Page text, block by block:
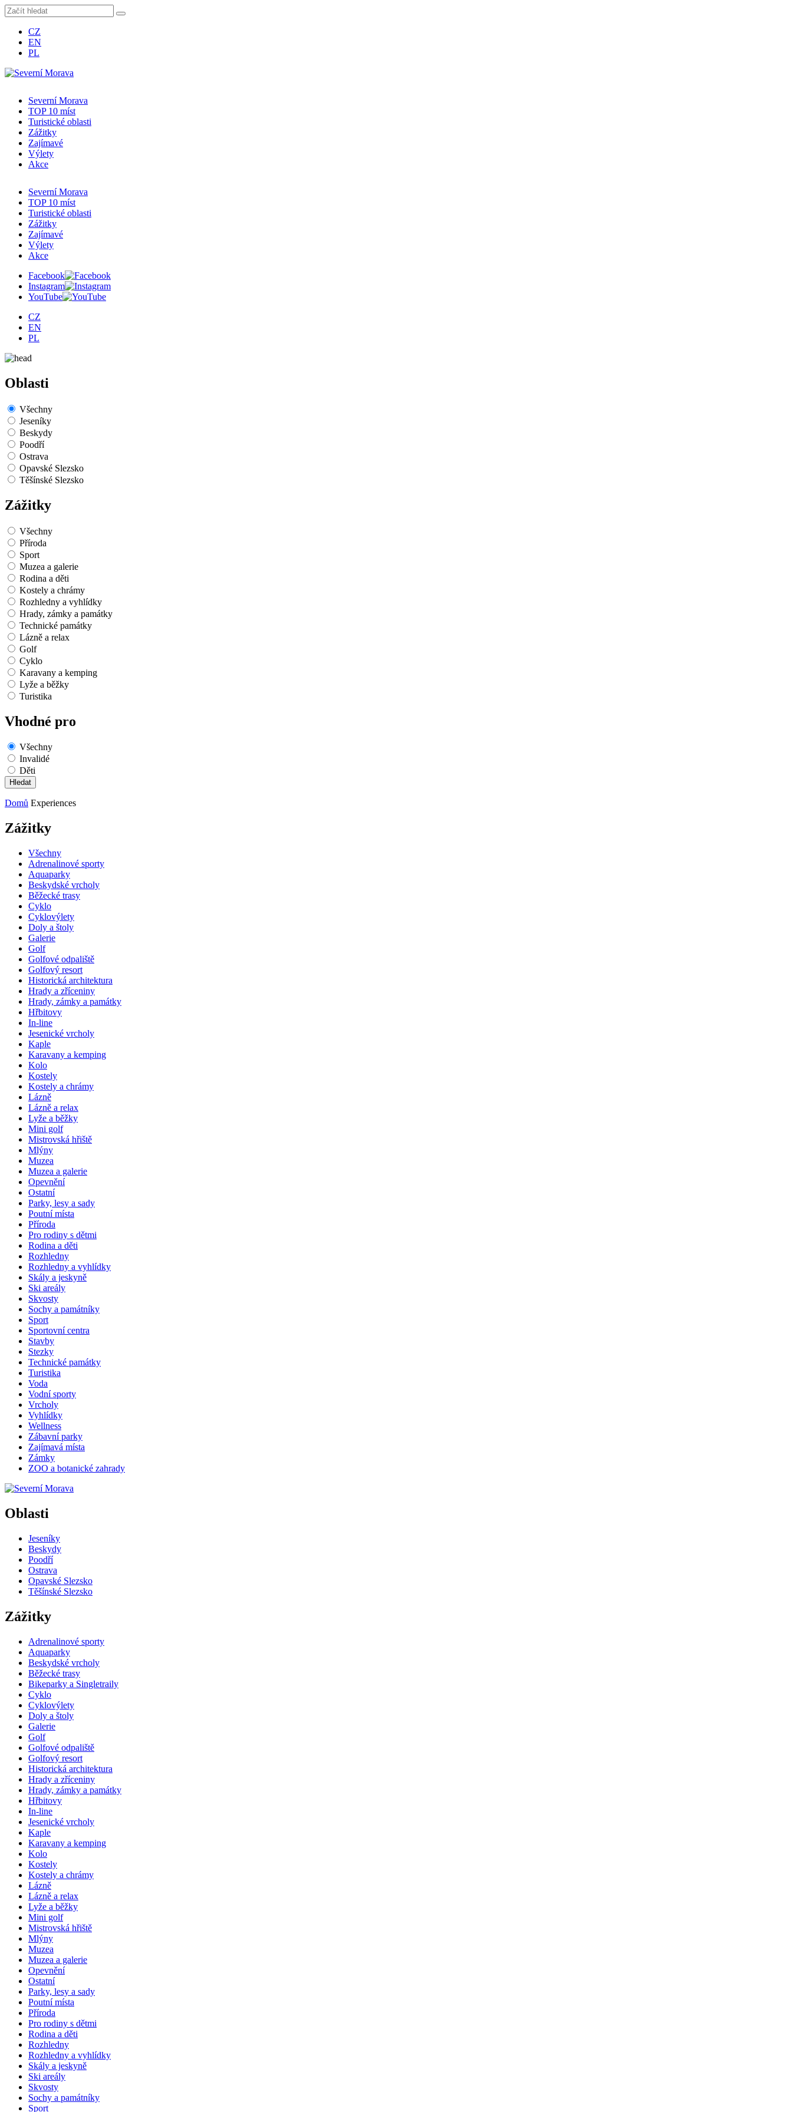
CZ
EN
PL
Severní Morava
TOP 10 míst
Turistické oblasti
Zážitky
Zajímavé
Výlety
Akce
Severní Morava
TOP 10 míst
Turistické oblasti
Zážitky
Zajímavé
Výlety
Akce
Facebook
Instagram
YouTube
CZ
EN
PL
Oblasti
Všechny
Jeseníky
Beskydy
Poodří
Ostrava
Opavské Slezsko
Těšínské Slezsko
Zážitky
Všechny
Příroda
Sport
Muzea a galerie
Rodina a děti
Kostely a chrámy
Rozhledny a vyhlídky
Hrady, zámky a památky
Technické památky
Lázně a relax
Golf
Cyklo
Karavany a kemping
Lyže a běžky
Turistika
Vhodné pro
Všechny
Invalidé
Děti
Domů Experiences
Zážitky
Všechny
Adrenalinové sporty
Aquaparky
Beskydské vrcholy
Běžecké trasy
Cyklo
Cyklovýlety
Doly a štoly
Galerie
Golf
Golfové odpaliště
Golfový resort
Historická architektura
Hrady a zříceniny
Hrady, zámky a památky
Hřbitovy
In-line
Jesenické vrcholy
Kaple
Karavany a kemping
Kolo
Kostely
Kostely a chrámy
Lázně
Lázně a relax
Lyže a běžky
Mini golf
Mistrovská hřiště
Mlýny
Muzea
Muzea a galerie
Opevnění
Ostatní
Parky, lesy a sady
Poutní místa
Příroda
Pro rodiny s dětmi
Rodina a děti
Rozhledny
Rozhledny a vyhlídky
Skály a jeskyně
Ski areály
Skvosty
Sochy a památníky
Sport
Sportovní centra
Stavby
Stezky
Technické památky
Turistika
Voda
Vodní sporty
Vrcholy
Vyhlídky
Wellness
Zábavní parky
Zajímavá místa
Zámky
ZOO a botanické zahrady
Oblasti
Jeseníky
Beskydy
Poodří
Ostrava
Opavské Slezsko
Těšínské Slezsko
Zážitky
Adrenalinové sporty
Aquaparky
Beskydské vrcholy
Běžecké trasy
Bikeparky a Singletraily
Cyklo
Cyklovýlety
Doly a štoly
Galerie
Golf
Golfové odpaliště
Golfový resort
Historická architektura
Hrady a zříceniny
Hrady, zámky a památky
Hřbitovy
In-line
Jesenické vrcholy
Kaple
Karavany a kemping
Kolo
Kostely
Kostely a chrámy
Lázně
Lázně a relax
Lyže a běžky
Mini golf
Mistrovská hřiště
Mlýny
Muzea
Muzea a galerie
Opevnění
Ostatní
Parky, lesy a sady
Poutní místa
Příroda
Pro rodiny s dětmi
Rodina a děti
Rozhledny
Rozhledny a vyhlídky
Skály a jeskyně
Ski areály
Skvosty
Sochy a památníky
Sport